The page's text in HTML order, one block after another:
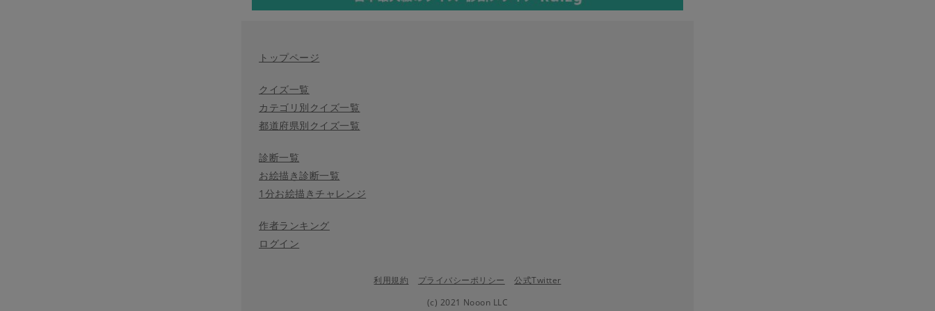
トップページ
クイズ一覧
カテゴリ別クイズ一覧
都道府県別クイズ一覧
診断一覧
お絵描き診断一覧
1分お絵描きチャレンジ
作者ランキング
ログイン
利用規約 プライバシーポリシー
公式Twitter
(c) 2021 Nooon LLC